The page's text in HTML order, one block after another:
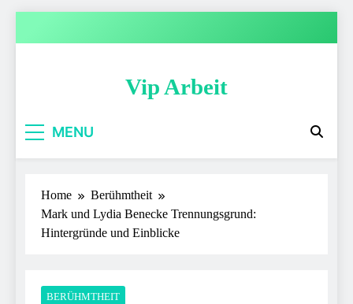
Vip Arbeit
MENU
Home
Berühmtheit
Mark und Lydia Benecke Trennungsgrund:
Hintergründe und Einblicke
BERÜHMTHEIT